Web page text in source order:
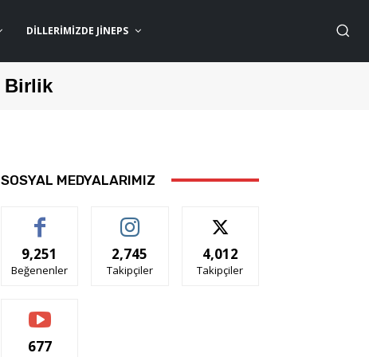
DILLERIMIZDE JİNEPS
Birlik
SOSYAL MEDYALARIMIZ
9,251
Beğenenler
2,745
Takipçiler
4,012
Takipçiler
677